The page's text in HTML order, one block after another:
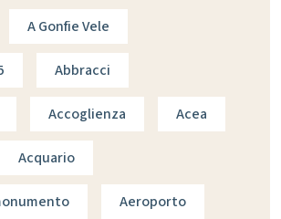
A Gonfie Vele
Abbracci
Accoglienza Acea
Acquario
Aeroporto